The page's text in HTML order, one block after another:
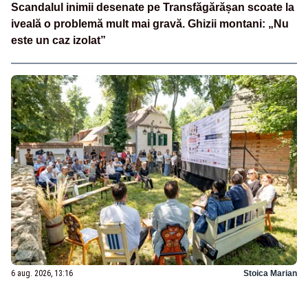
Scandalul inimii desenate pe Transfăgărășan scoate la
iveală o problemă mult mai gravă. Ghizii montani: „Nu
este un caz izolat”
6 aug. 2026, 13:16 Stoica Marian